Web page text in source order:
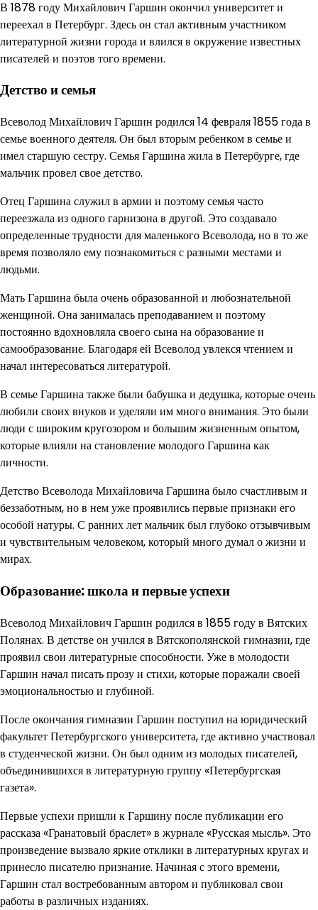
В 1878 году Михайлович Гаршин окончил университет и
переехал в Петербург. Здесь он стал активным участником
литературной жизни города и влился в окружение известных
писателей и поэтов того времени.
Детство и семья
Всеволод Михайлович Гаршин родился 14 февраля 1855 года в
семье военного деятеля. Он был вторым ребенком в семье и
имел старшую сестру. Семья Гаршина жила в Петербурге, где
мальчик провел свое детство.
Отец Гаршина служил в армии и поэтому семья часто
переезжала из одного гарнизона в другой. Это создавало
определенные трудности для маленького Всеволода, но в то же
время позволяло ему познакомиться с разными местами и
людьми.
Мать Гаршина была очень образованной и любознательной
женщиной. Она занималась преподаванием и поэтому
постоянно вдохновляла своего сына на образование и
самообразование. Благодаря ей Всеволод увлекся чтением и
начал интересоваться литературой.
В семье Гаршина также были бабушка и дедушка, которые очень
любили своих внуков и уделяли им много внимания. Это были
люди с широким кругозором и большим жизненным опытом,
которые влияли на становление молодого Гаршина как
личности.
Детство Всеволода Михайловича Гаршина было счастливым и
беззаботным, но в нем уже проявились первые признаки его
особой натуры. С ранних лет мальчик был глубоко отзывчивым
и чувствительным человеком, который много думал о жизни и
мирах.
Образование: школа и первые успехи
Всеволод Михайлович Гаршин родился в 1855 году в Вятских
Полянах. В детстве он учился в Вятскополянской гимназии, где
проявил свои литературные способности. Уже в молодости
Гаршин начал писать прозу и стихи, которые поражали своей
эмоциональностью и глубиной.
После окончания гимназии Гаршин поступил на юридический
факультет Петербургского университета, где активно участвовал
в студенческой жизни. Он был одним из молодых писателей,
объединившихся в литературную группу «Петербургская
газета».
Первые успехи пришли к Гаршину после публикации его
рассказа «Гранатовый браслет» в журнале «Русская мысль». Это
произведение вызвало яркие отклики в литературных кругах и
принесло писателю признание. Начиная с этого времени,
Гаршин стал востребованным автором и публиковал свои
работы в различных изданиях.